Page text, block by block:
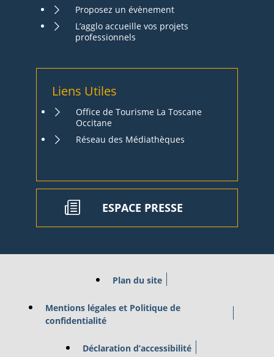
Proposez un évènement
L’agglo accueille vos projets
professionnels
Liens Utiles
Office de Tourisme La Toscane
Occitane
Réseau des Médiathèques
ESPACE PRESSE
Plan du site
Mentions légales et Politique de
confidentialité
Déclaration d’accessibilité